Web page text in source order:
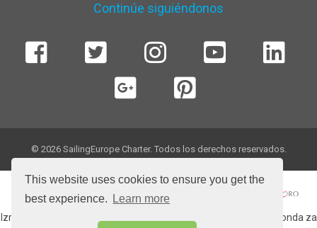
This website uses cookies to ensure you get the
best experience.
Learn more
Continúe siguiéndonos
© 2026 SailingEurope Charter. Todos los derechos reservados.
Izradu web stranice sufinancirala Europska unija iz Europskog fonda za